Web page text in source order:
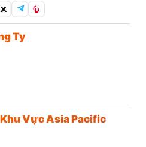
Ty
Vực Asia Pacific